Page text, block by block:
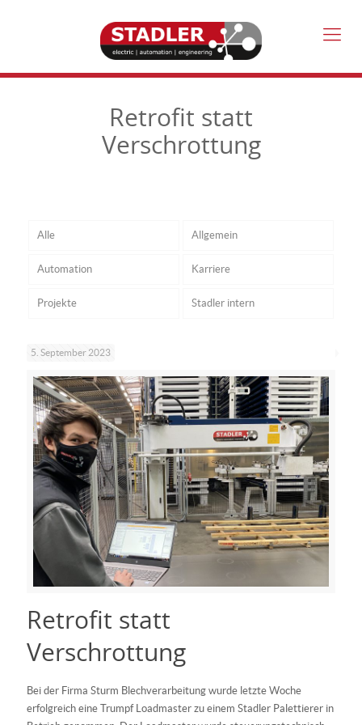
Retrofit statt
Verschrottung
Alle Allgemein
Automation Karriere
Projekte Stadler intern
5. September 2023
Retrofit statt
Verschrottung
Bei der Firma Sturm Blechverarbeitung wurde letzte Woche
erfolgreich eine Trumpf Loadmaster zu einem Stadler Palettierer in